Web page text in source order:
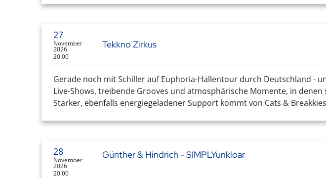
27
November
2026
20:00
Tekkno Zirkus
Gerade noch mit Schiller auf Euphoria-Hallentour durch Deutschland -
Live-Shows, treibende Grooves und atmosphärische Momente, in
Starker, ebenfalls energiegeladener Support kommt von Cats &
28
November
2026
20:00
Günther & Hindrich - SIMPLYunkloar